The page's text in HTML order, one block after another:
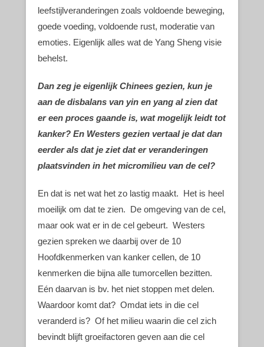
leefstijlveranderingen zoals voldoende beweging,
goede voeding, voldoende rust, moderatie van
emoties. Eigenlijk alles wat de Yang Sheng visie
behelst.
Dan zeg je eigenlijk Chinees gezien, kun je
aan de disbalans van yin en yang al zien dat
er een proces gaande is, wat mogelijk leidt tot
kanker? En Westers gezien vertaal je dat dan
eerder als dat je ziet dat er veranderingen
plaatsvinden in het micromilieu van de cel?
En dat is net wat het zo lastig maakt. Het is heel
moeilijk om dat te zien. De omgeving van de cel,
maar ook wat er in de cel gebeurt. Westers
gezien spreken we daarbij over de 10
Hoofdkenmerken van kanker cellen, de 10
kenmerken die bijna alle tumorcellen bezitten.
Eén daarvan is bv. het niet stoppen met delen.
Waardoor komt dat? Omdat iets in die cel
veranderd is? Of het milieu waarin die cel zich
bevindt blijft groeifactoren geven aan die cel